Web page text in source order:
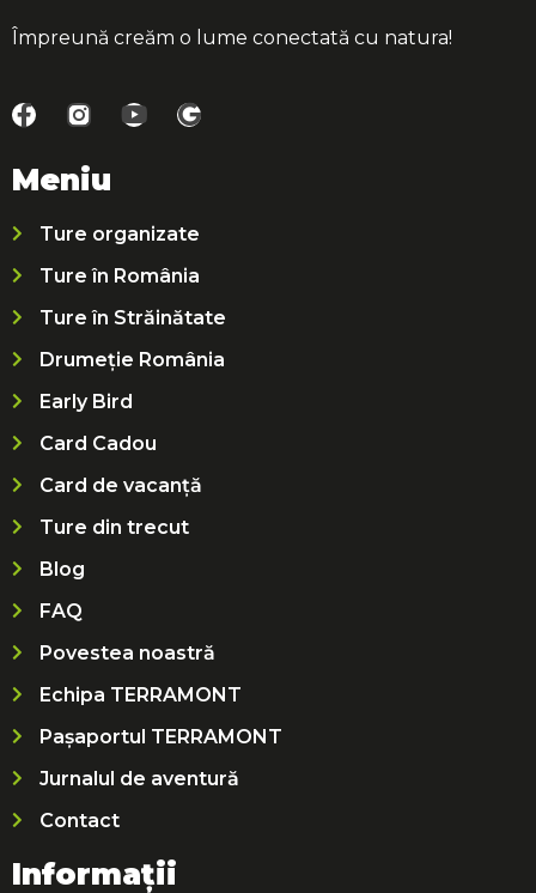
Împreună creăm o lume conectată cu natura!
Meniu
Ture organizate
Ture în România
Ture în Străinătate
Drumeție România
Early Bird
Card Cadou
Card de vacanță
Ture din trecut
Blog
FAQ
Povestea noastră
Echipa TERRAMONT
Pașaportul TERRAMONT
Jurnalul de aventură
Contact
Informații